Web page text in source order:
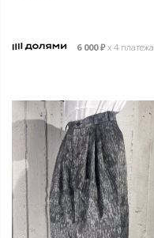
6 000₽х 4 платежа